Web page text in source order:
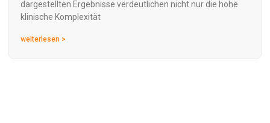
dargestellten Ergebnisse verdeutlichen nicht nur die hohe
klinische Komplexität
weiterlesen >